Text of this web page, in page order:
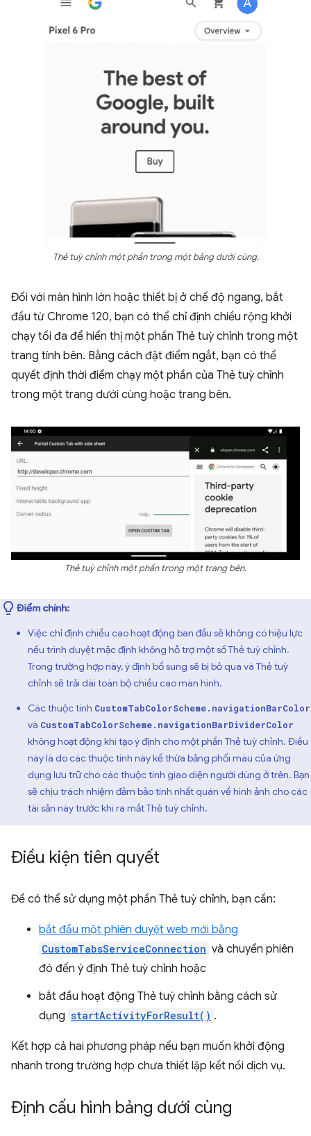
Thẻ tuỳ chỉnh một phần trong một bảng dưới cùng.
Đối với màn hình lớn hoặc thiết bị ở chế độ ngang, bắt
đầu từ Chrome 120, bạn có thể chỉ định chiều rộng khởi
chạy tối đa để hiển thị một phần Thẻ tuỳ chỉnh trong một
trang tính bên. Bằng cách đặt điểm ngắt, bạn có thể
quyết định thời điểm chạy một phần của Thẻ tuỳ chỉnh
trong một trang dưới cùng hoặc trang bên.
Thẻ tuỳ chỉnh một phần trong một trang bên.
Điểm chính:
Việc chỉ định chiều cao hoạt động ban đầu sẽ không có hiệu lực
nếu trình duyệt mặc định không hỗ trợ một số Thẻ tuỳ chỉnh.
Trong trường hợp này, ý định bổ sung sẽ bị bỏ qua và Thẻ tuỳ
chỉnh sẽ trải dài toàn bộ chiều cao màn hình.
Các thuộc tính CustomTabColorScheme.navigationBarColor
và CustomTabColorScheme.navigationBarDividerColor
không hoạt động khi tạo ý định cho một phần Thẻ tuỳ chỉnh. Điều
này là do các thuộc tính này kế thừa bảng phối màu của ứng
dụng lưu trữ cho các thuộc tính giao diện người dùng ở trên. Bạn
sẽ chịu trách nhiệm đảm bảo tính nhất quán về hình ảnh cho các
tài sản này trước khi ra mắt Thẻ tuỳ chỉnh.
Điều kiện tiên quyết
Để có thể sử dụng một phần Thẻ tuỳ chỉnh, bạn cần:
bắt đầu một phiên duyệt web mới bằng
CustomTabsServiceConnection và chuyển phiên
đó đến ý định Thẻ tuỳ chỉnh hoặc
bắt đầu hoạt động Thẻ tuỳ chỉnh bằng cách sử
dụng startActivityForResult() .
Kết hợp cả hai phương pháp nếu bạn muốn khởi động
nhanh trong trường hợp chưa thiết lập kết nối dịch vụ.
Định cấu hình bảng dưới cùng